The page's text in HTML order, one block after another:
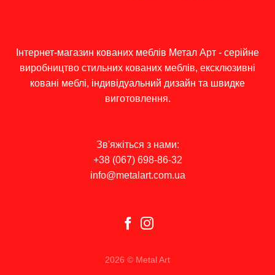
Інтернет-магазин кованих меблів Метал Арт - серійне
виробництво стильних кованих меблів, ексклюзивні
ковані меблі, індивідуальний дизайн та швидке
виготовлення.
Зв'яжіться з нами:
+38 (067) 698-86-32
info@metalart.com.ua
2026 © Metal Art